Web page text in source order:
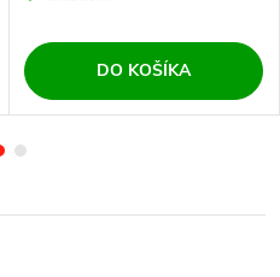
DO KOŠÍKA